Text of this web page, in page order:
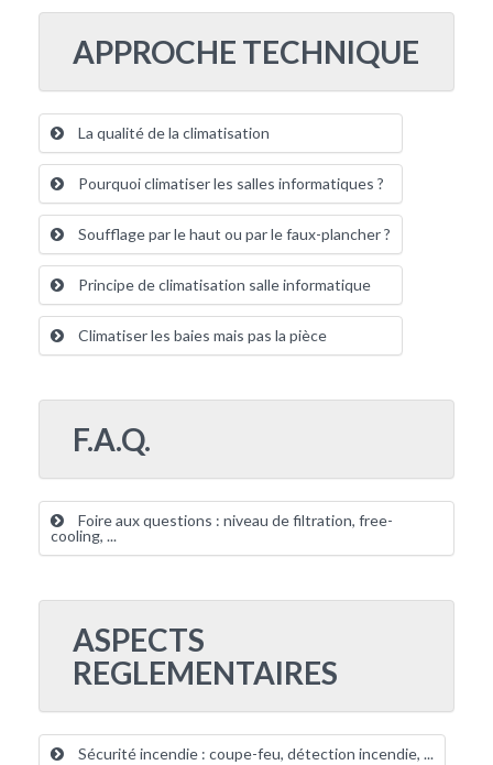
APPROCHE TECHNIQUE
La qualité de la climatisation
Pourquoi climatiser les salles informatiques ?
Soufflage par le haut ou par le faux-plancher ?
Principe de climatisation salle informatique
Climatiser les baies mais pas la pièce
F.A.Q.
Foire aux questions : niveau de filtration, free-
cooling, ...
ASPECTS
REGLEMENTAIRES
Sécurité incendie : coupe-feu, détection incendie, ...